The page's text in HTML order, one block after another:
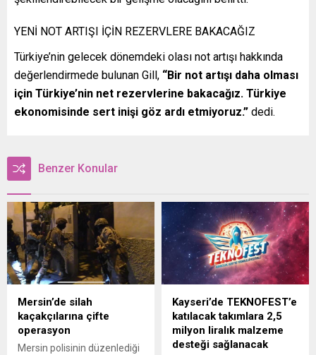
YENİ NOT ARTIŞI İÇİN REZERVLERE BAKACAĞIZ
Türkiye’nin gelecek dönemdeki olası not artışı hakkında
değerlendirmede bulunan Gill, “Bir not artışı daha olması
için Türkiye’nin net rezervlerine bakacağız. Türkiye
ekonomisinde sert inişi göz ardı etmiyoruz.” dedi.
Benzer Konular
Mersin’de silah
kaçakçılarına çifte
operasyon
Mersin polisinin düzenlediği
Kayseri’de TEKNOFEST’e
katılacak takımlara 2,5
milyon liralık malzeme
desteği sağlanacak